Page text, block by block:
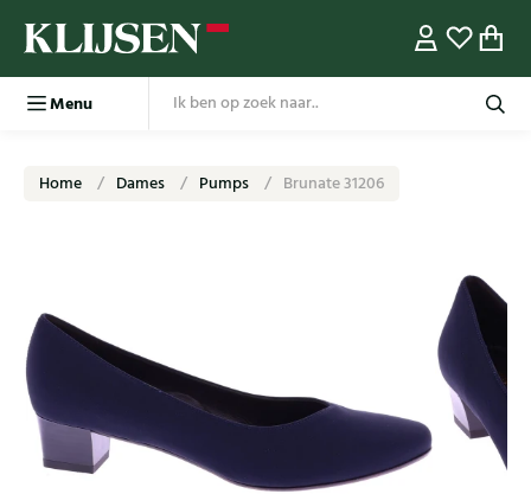
Menu
Home Dames Pumps Brunate 31206